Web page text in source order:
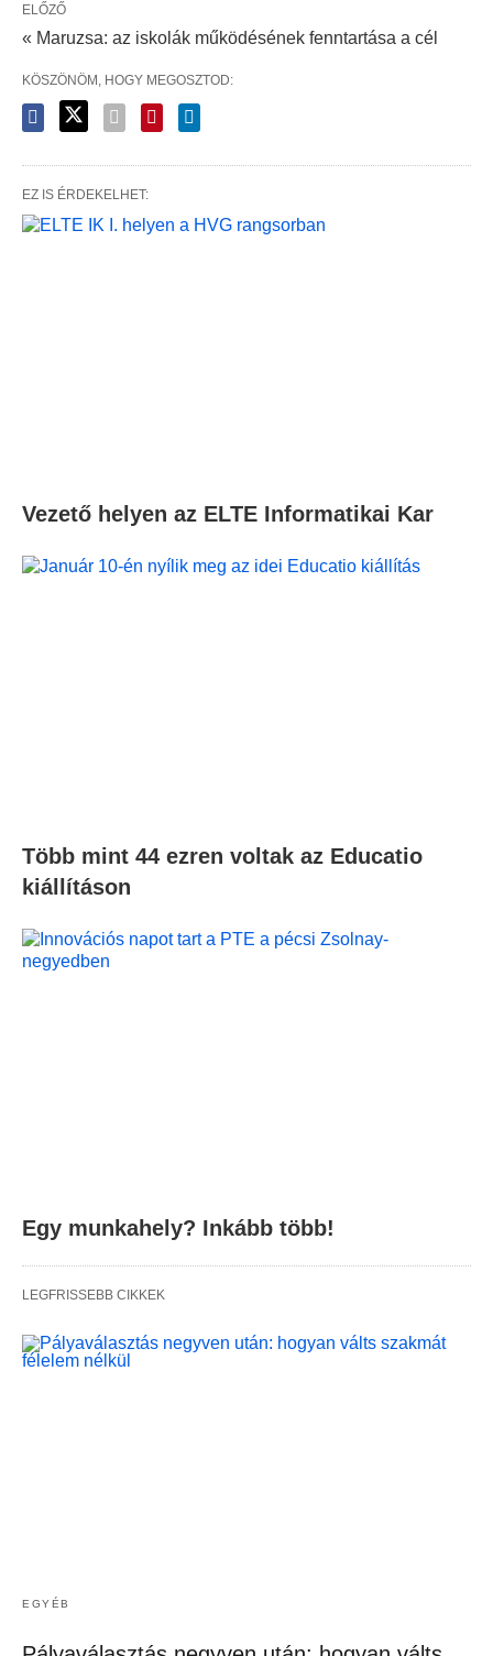
ELŐZŐ
« Maruzsa: az iskolák működésének fenntartása a cél
KÖSZÖNÖM, HOGY MEGOSZTOD:
EZ IS ÉRDEKELHET:
Vezető helyen az ELTE Informatikai Kar
Több mint 44 ezren voltak az Educatio
kiállításon
Egy munkahely? Inkább több!
LEGFRISSEBB CIKKEK
EGYÉB